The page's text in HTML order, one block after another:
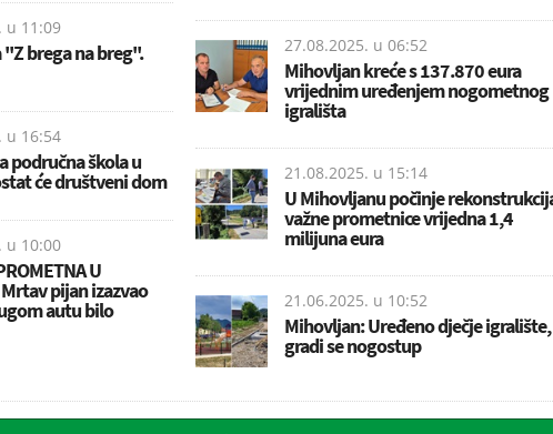
u 11:09
brega na breg''.
u 16:54
područna škola u
će društveni dom
u 10:00
U
pijan izazvao
autu bilo
27.08.2025. u 06:52
Mihovljan kreće s 137.870 eura
vrijednim uređenjem nogometnog
igrališta
21.08.2025. u 15:14
U Mihovljanu počinje
važne prometnice vrijedna 1,4
milijuna eura
21.06.2025. u 10:52
Mihovljan: Uređeno dječje igralište,
gradi se nogostup